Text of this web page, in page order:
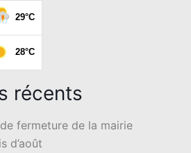
récents
fermeture de la mairie
d’août